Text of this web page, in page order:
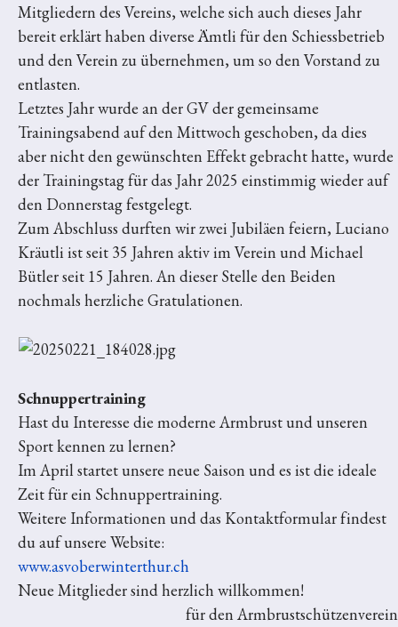
Mitgliedern des Vereins, welche sich auch dieses Jahr
bereit erklärt haben diverse Ämtli für den Schiessbetrieb
und den Verein zu übernehmen, um so den Vorstand zu
entlasten.
Letztes Jahr wurde an der GV der gemeinsame
Trainingsabend auf den Mittwoch geschoben, da dies
aber nicht den gewünschten Effekt gebracht hatte, wurde
der Trainingstag für das Jahr 2025 einstimmig wieder auf
den Donnerstag festgelegt.
Zum Abschluss durften wir zwei Jubiläen feiern, Luciano
Kräutli ist seit 35 Jahren aktiv im Verein und Michael
Bütler seit 15 Jahren. An dieser Stelle den Beiden
nochmals herzliche Gratulationen.
Schnuppertraining
Hast du Interesse die moderne Armbrust und unseren
Sport kennen zu lernen?
Im April startet unsere neue Saison und es ist die ideale
Zeit für ein Schnuppertraining.
Weitere Informationen und das Kontaktformular findest
du auf unsere Website:
www.asvoberwinterthur.ch
Neue Mitglieder sind herzlich willkommen!
für den Armbrustschützenverein